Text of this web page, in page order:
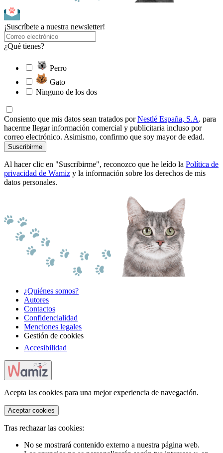
¡Suscríbete a nuestra newsletter!
¿Qué tienes?
Perro
Gato
Ninguno de los dos
Consiento que mis datos sean tratados porNestlé España, S.A. para
hacerme llegar información comercial y publicitaria incluso por
correo electrónico. Asimismo, confirmo que soy mayor de edad.
Suscribirme
Al hacer clic en "Suscribirme", reconozco que he leído la Política de
privacidad de Wamiz y la información sobre los derechos de mis
datos personales.
¿Quiénes somos?
Autores
Contactos
Confidencialidad
Menciones legales
Gestión de cookies
Accesibilidad
Acepta las cookies para una mejor experiencia de navegación.
Aceptar cookies
Tras rechazar las cookies:
No se mostrará contenido externo a nuestra página web.